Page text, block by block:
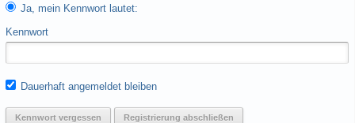
Ja, mein Kennwort lautet:
Kennwort
Dauerhaft angemeldet bleiben
Kennwort vergessen Registrierung abschließen